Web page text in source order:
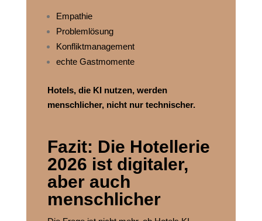
Empathie
Problemlösung
Konfliktmanagement
echte Gastmomente
Hotels, die KI nutzen, werden
menschlicher, nicht nur technischer.
Fazit: Die Hotellerie
2026 ist digitaler,
aber auch
menschlicher